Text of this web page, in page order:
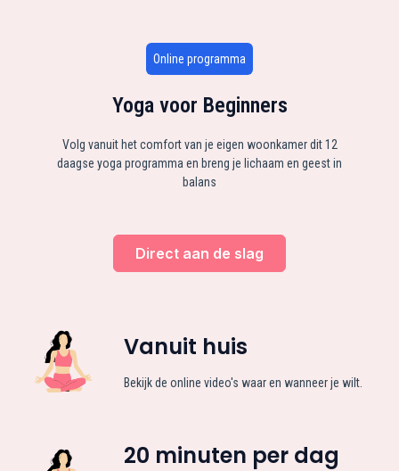
Online programma
Yoga voor Beginners
Volg vanuit het comfort van je eigen woonkamer dit 12
daagse yoga programma en breng je lichaam en geest in
balans
Direct aan de slag
Vanuit huis
Bekijk de online video's waar en wanneer je wilt.
20 minuten per dag